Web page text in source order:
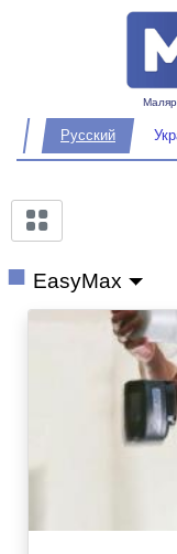
Русский
EasyMax